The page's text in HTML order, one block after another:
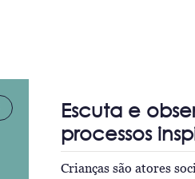
Escuta e
processos
Crianças são atores